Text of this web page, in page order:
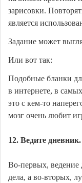
зарисовки.
является
Задание может
Или вот так:
Подобные бланки
в интернете, в
это с кем-то
мозг очень любит
12. Ведите дневник.
Во-первых, ведение
дела, а во-вторых,